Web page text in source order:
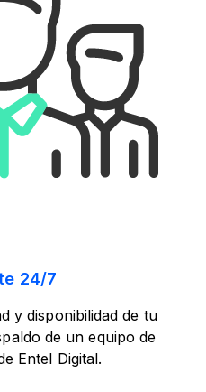
24/7
y disponibilidad de tu
de un equipo de
Entel Digital.